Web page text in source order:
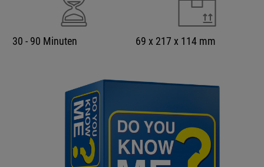
30 - 90 Minuten 69 x 217 x 114 mm